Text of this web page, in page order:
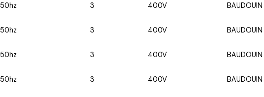
50hz 3 400V BAUDOUIN
50hz 3 400V BAUDOUIN
50hz 3 400V BAUDOUIN
50hz 3 400V BAUDOUIN